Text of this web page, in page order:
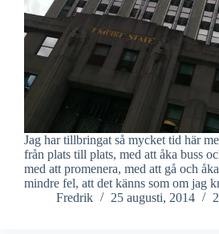
Jag har tillbringat så mycket tid här
från plats till plats, med att åka buss
med att promenera, med att gå och
mindre fel, att det känns som om jag
Fredrik
25 augusti, 2014